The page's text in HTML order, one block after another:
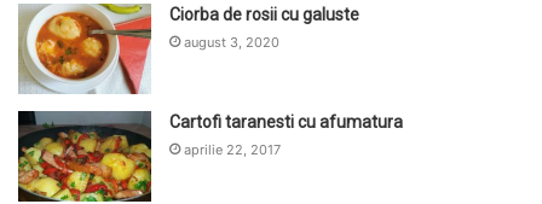
Ciorba de rosii cu galuste
august 3, 2020
Cartofi taranesti cu afumatura
aprilie 22, 2017